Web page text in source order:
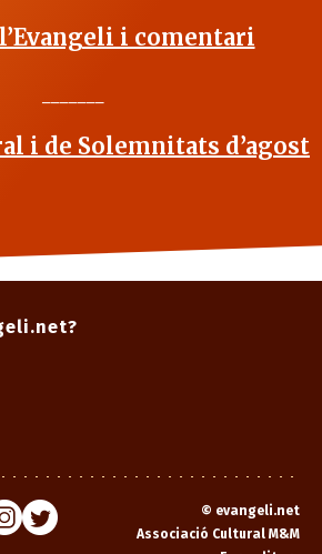
i comentari
i de Solemnitats d’agost
© evangeli.net
Associació Cultural M&M